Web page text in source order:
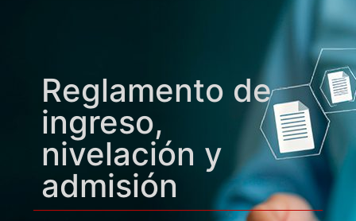
Reglamento de
ingreso,
nivelación y
admisión